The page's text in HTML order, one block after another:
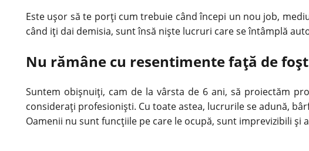
Este ușor să te porți cum trebuie când începi un nou job,
când iți dai demisia, sunt însă niște lucruri care se întâmplă
Nu rămâne cu resentimente față de
Suntem obișnuiți, cam de la vârsta de 6 ani, să proiectăm
considerați profesioniști. Cu toate astea, lucrurile se adună,
Oamenii nu sunt funcțiile pe care le ocupă, sunt imprevizibili